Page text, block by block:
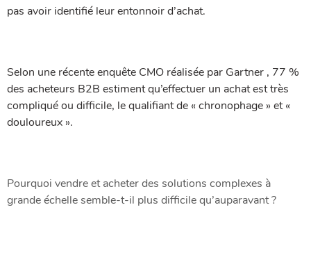
pas avoir identifié leur entonnoir d’achat.
Selon une récente enquête CMO réalisée par Gartner , 77 %
des acheteurs B2B estiment qu’effectuer un achat est très
compliqué ou difficile, le qualifiant de « chronophage » et «
douloureux ».
Pourquoi vendre et acheter des solutions complexes à
grande échelle semble-t-il plus difficile qu’auparavant ?